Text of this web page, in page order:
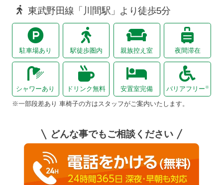
東武野田線「川間駅」より徒歩5分
駐車場あり 駅徒歩圏内 親族控え室 夜間滞在
シャワーあり ドリンク無料 安置室完備 バリアフリー ※
※一部段差あり 車椅子の方はスタッフがご案内いたします。
どんな事でもご相談ください